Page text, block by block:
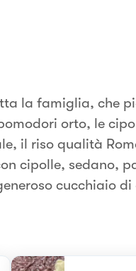
la famiglia, che
orto, le
il riso qualità
cipolle, sedano,
cucchiaio